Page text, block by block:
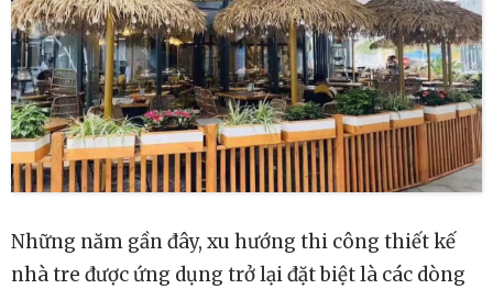
Những năm gần đây, xu hướng thi công thiết kế
nhà tre được ứng dụng trở lại đặt biệt là các dòng